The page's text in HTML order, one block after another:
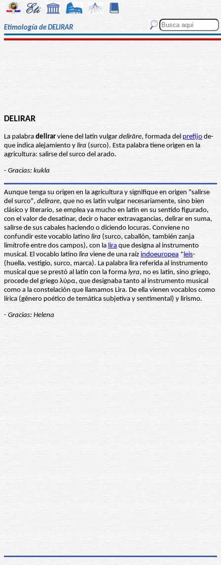
Etimología de DELIRAR
DELIRAR
La palabra delirar viene del latín vulgar delirāre, formada del prefijo de-
que indica alejamiento y lira (surco). Esta palabra tiene origen en la
agricultura: salirse del surco del arado.
- Gracias: kukla
Aunque tenga su origen en la agricultura y signifique en origen "salirse
del surco", delirare, que no es latín vulgar necesariamente, sino bien
clásico y literario, se emplea ya mucho en latín en su sentido figurado,
con el valor de desatinar, decir o hacer extravagancias, delirar en suma,
salirse de sus cabales haciendo o diciendo locuras. Conviene no
confundir este vocablo latino lira (surco, caballón, también zanja
limítrofe entre dos campos), con la lira que designa al instrumento
musical. El vocablo latino lira viene de una raíz indoeuropea * leis-
(huella, vestigio, surco, marca). La palabra lira referida al instrumento
musical que se prestó al latín con la forma lyra, no es latín, sino griego,
procede del griego λύρα, que designaba tanto al instrumento musical
como a la constelación que llamamos Lira. De ella vienen vocablos como
lírica (género poético de temática subjetiva y sentimental) y lirismo.
- Gracias: Helena